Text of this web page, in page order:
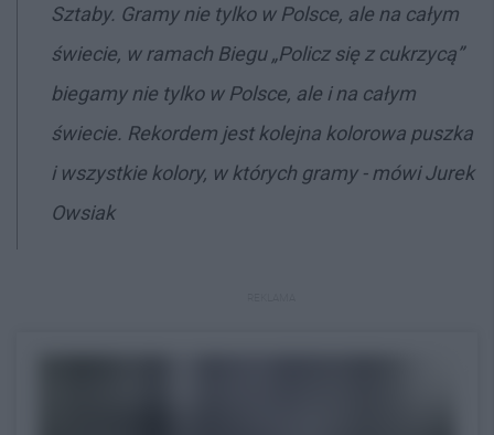
Sztaby. Gramy nie tylko w Polsce, ale na całym
świecie, w ramach Biegu „Policz się z cukrzycą”
biegamy nie tylko w Polsce, ale i na całym
świecie. Rekordem jest kolejna kolorowa puszka
i wszystkie kolory, w których gramy - mówi Jurek
Owsiak